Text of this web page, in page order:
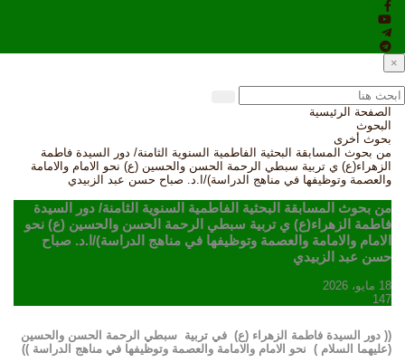
×
الصفحة الرئيسية
البحوث
بحوث أخرى
من بحوث المسابقة البحثية الفاطمية السنوية الثامنة/ دور السيدة فاطمة
الزهراء(ع) ي تربية سبطي الرحمة الحسن والحسين (ع) نحو الامام والامامة
والعصمة وتوظيفها في مناهج الدراسة)/ا.د. صباح حسن عبد الزبيدي
من بحوث المسابقة البحثية الفاطمية السنوية الثامنة/ دور السيدة
فاطمة الزهراء(ع) ي تربية سبطي الرحمة الحسن والحسين (ع) نحو
الامام والامامة والعصمة وتوظيفها في مناهج الدراسة)/ا.د. صباح
حسن عبد الزبيدي
18 مايو، 2026
147
(( دور السيدة فاطمة الزهراء (ع) في تربية سبطي الرحمة الحسن والحسين
(عليهما السلام ) نحو الامام والامامة والعصمة وتوظيفها في مناهج الدراسة ))